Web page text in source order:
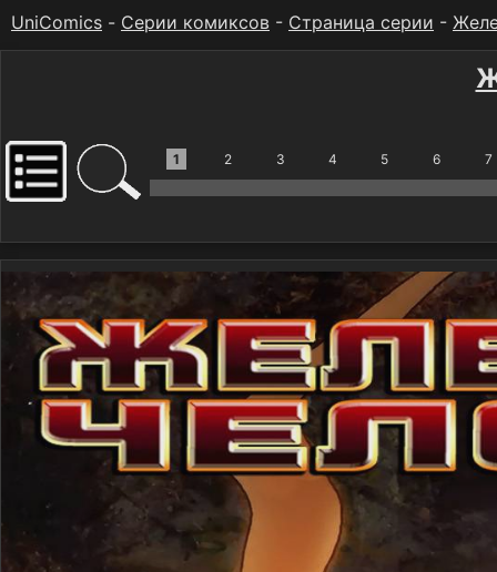
UniComics - Серии комиксов - Страница серии -
1 2 3 4 5 6 7